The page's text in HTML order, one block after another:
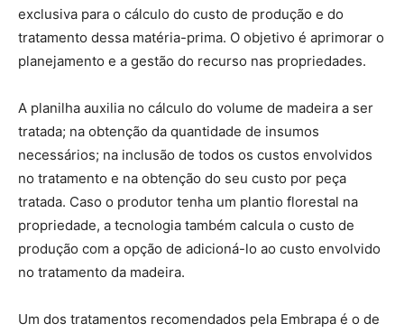
exclusiva para o cálculo do custo de produção e do
tratamento dessa matéria-prima. O objetivo é aprimorar o
planejamento e a gestão do recurso nas propriedades.
A planilha auxilia no cálculo do volume de madeira a ser
tratada; na obtenção da quantidade de insumos
necessários; na inclusão de todos os custos envolvidos
no tratamento e na obtenção do seu custo por peça
tratada. Caso o produtor tenha um plantio florestal na
propriedade, a tecnologia também calcula o custo de
produção com a opção de adicioná-lo ao custo envolvido
no tratamento da madeira.
Um dos tratamentos recomendados pela Embrapa é o de